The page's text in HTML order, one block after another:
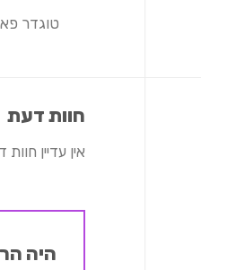
טוגדר
חוות דעת
אין עדיין